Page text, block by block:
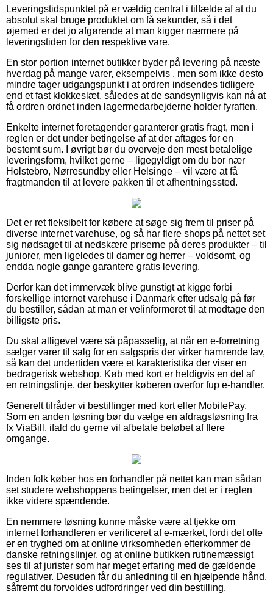
Leveringstidspunktet på er vældig central i tilfælde af at du
absolut skal bruge produktet om få sekunder, så i det
øjemed er det jo afgørende at man kigger nærmere på
leveringstiden for den respektive vare.
En stor portion internet butikker byder på levering på næste
hverdag på mange varer, eksempelvis , men som ikke desto
mindre tager udgangspunkt i at ordren indsendes tidligere
end et fast klokkeslæt, således at de sandsynligvis kan nå at
få ordren ordnet inden lagermedarbejderne holder fyraften.
Enkelte internet foretagender garanterer gratis fragt, men i
reglen er det under betingelse af at der aftages for en
bestemt sum. I øvrigt bør du overveje den mest betalelige
leveringsform, hvilket gerne – ligegyldigt om du bor nær
Holstebro, Nørresundby eller Helsinge – vil være at få
fragtmanden til at levere pakken til et afhentningssted.
Det er ret fleksibelt for købere at søge sig frem til priser på
diverse internet varehuse, og så har flere shops på nettet set
sig nødsaget til at nedskære priserne på deres produkter – til
juniorer, men ligeledes til damer og herrer – voldsomt, og
endda nogle gange garantere gratis levering.
Derfor kan det immervæk blive gunstigt at kigge forbi
forskellige internet varehuse i Danmark efter udsalg på før
du bestiller, sådan at man er velinformeret til at modtage den
billigste pris.
Du skal alligevel være så påpasselig, at når en e-forretning
sælger varer til salg for en salgspris der virker hamrende lav,
så kan det undertiden være et karakteristika der viser en
bedragerisk webshop. Køb med kort er heldigvis en del af
en retningslinje, der beskytter køberen overfor fup e-handler.
Generelt tilråder vi bestillinger med kort eller MobilePay.
Som en anden løsning bør du vælge en afdragsløsning fra
fx ViaBill, ifald du gerne vil afbetale beløbet af flere
omgange.
Inden folk køber hos en forhandler på nettet kan man sådan
set studere webshoppens betingelser, men det er i reglen
ikke videre spændende.
En nemmere løsning kunne måske være at tjekke om
internet forhandleren er verificeret af e-mærket, fordi det ofte
er en tryghed om at online virksomheden efterkommer de
danske retningslinjer, og at online butikken rutinemæssigt
ses til af jurister som har meget erfaring med de gældende
regulativer. Desuden får du anledning til en hjælpende hånd,
såfremt du forvoldes udfordringer ved din bestilling.